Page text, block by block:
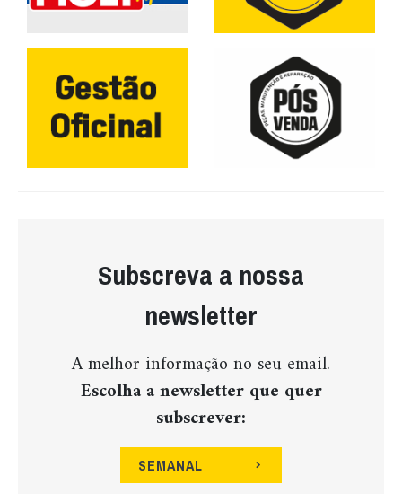
Subscreva a nossa
newsletter
A melhor informação no seu email.
Escolha a newsletter que quer
subscrever:
SEMANAL